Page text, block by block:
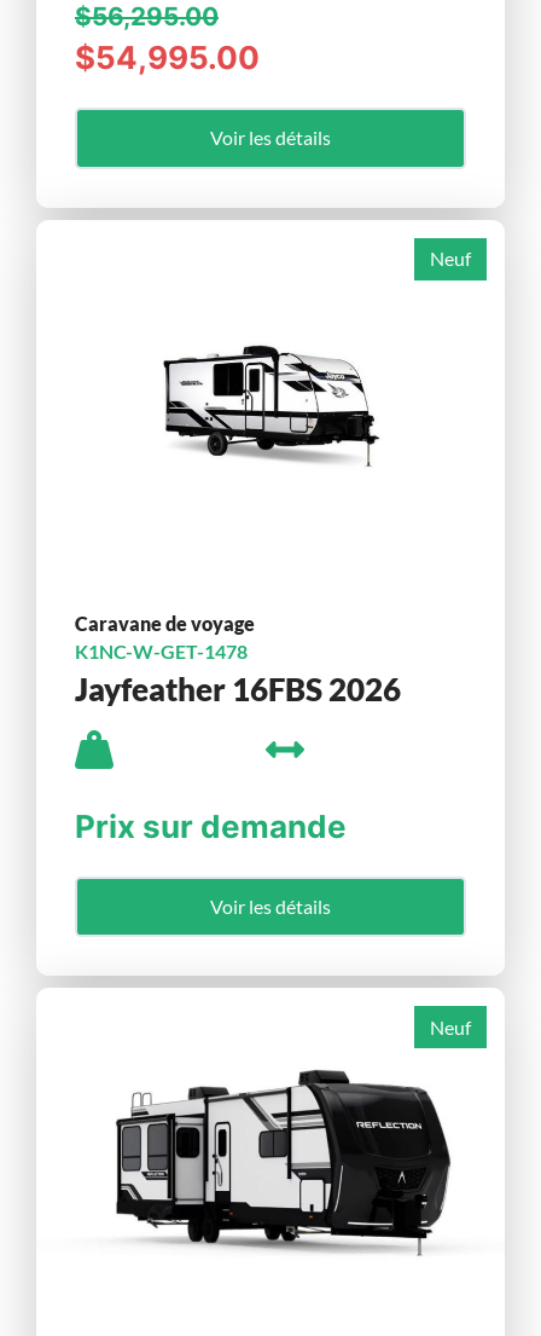
$56,295.00
$54,995.00
Voir les détails
Neuf
Caravane de voyage
K1NC-W-GET-1478
Jayfeather 16FBS 2026
Prix sur demande
Voir les détails
Neuf